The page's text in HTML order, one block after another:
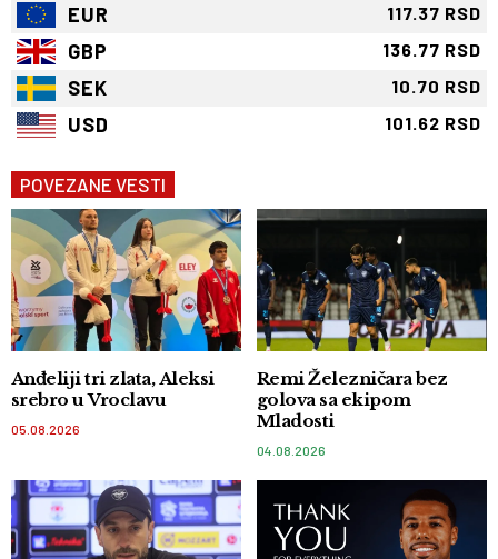
EUR 117.37 RSD
GBP 136.77 RSD
SEK 10.70 RSD
USD 101.62 RSD
POVEZANE VESTI
Anđeliji tri zlata, Aleksi
srebro u Vroclavu
05.08.2026
Remi Železničara bez
golova sa ekipom
Mladosti
04.08.2026